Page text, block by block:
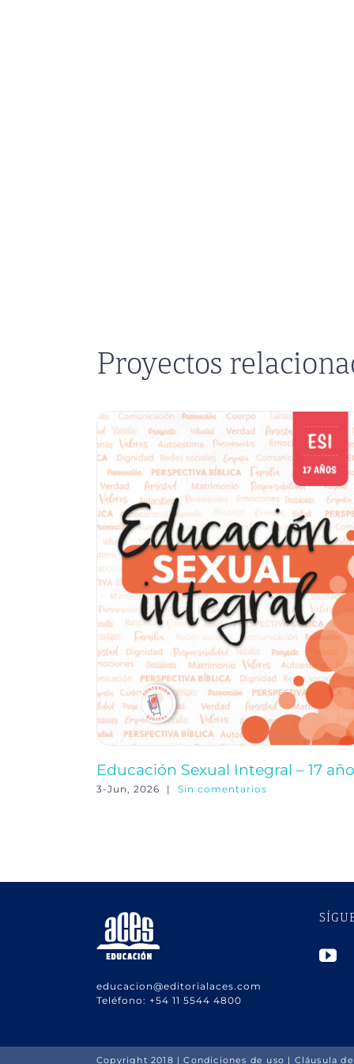
Proyectos
Educación Sexual Integral – 17
3-Jun, 2026 | Sin comentarios
educacion@editorialaces.com
Teléfono: +54 11 5544 4800
Copyright 2018 |Condiciones de uso | Cláusula